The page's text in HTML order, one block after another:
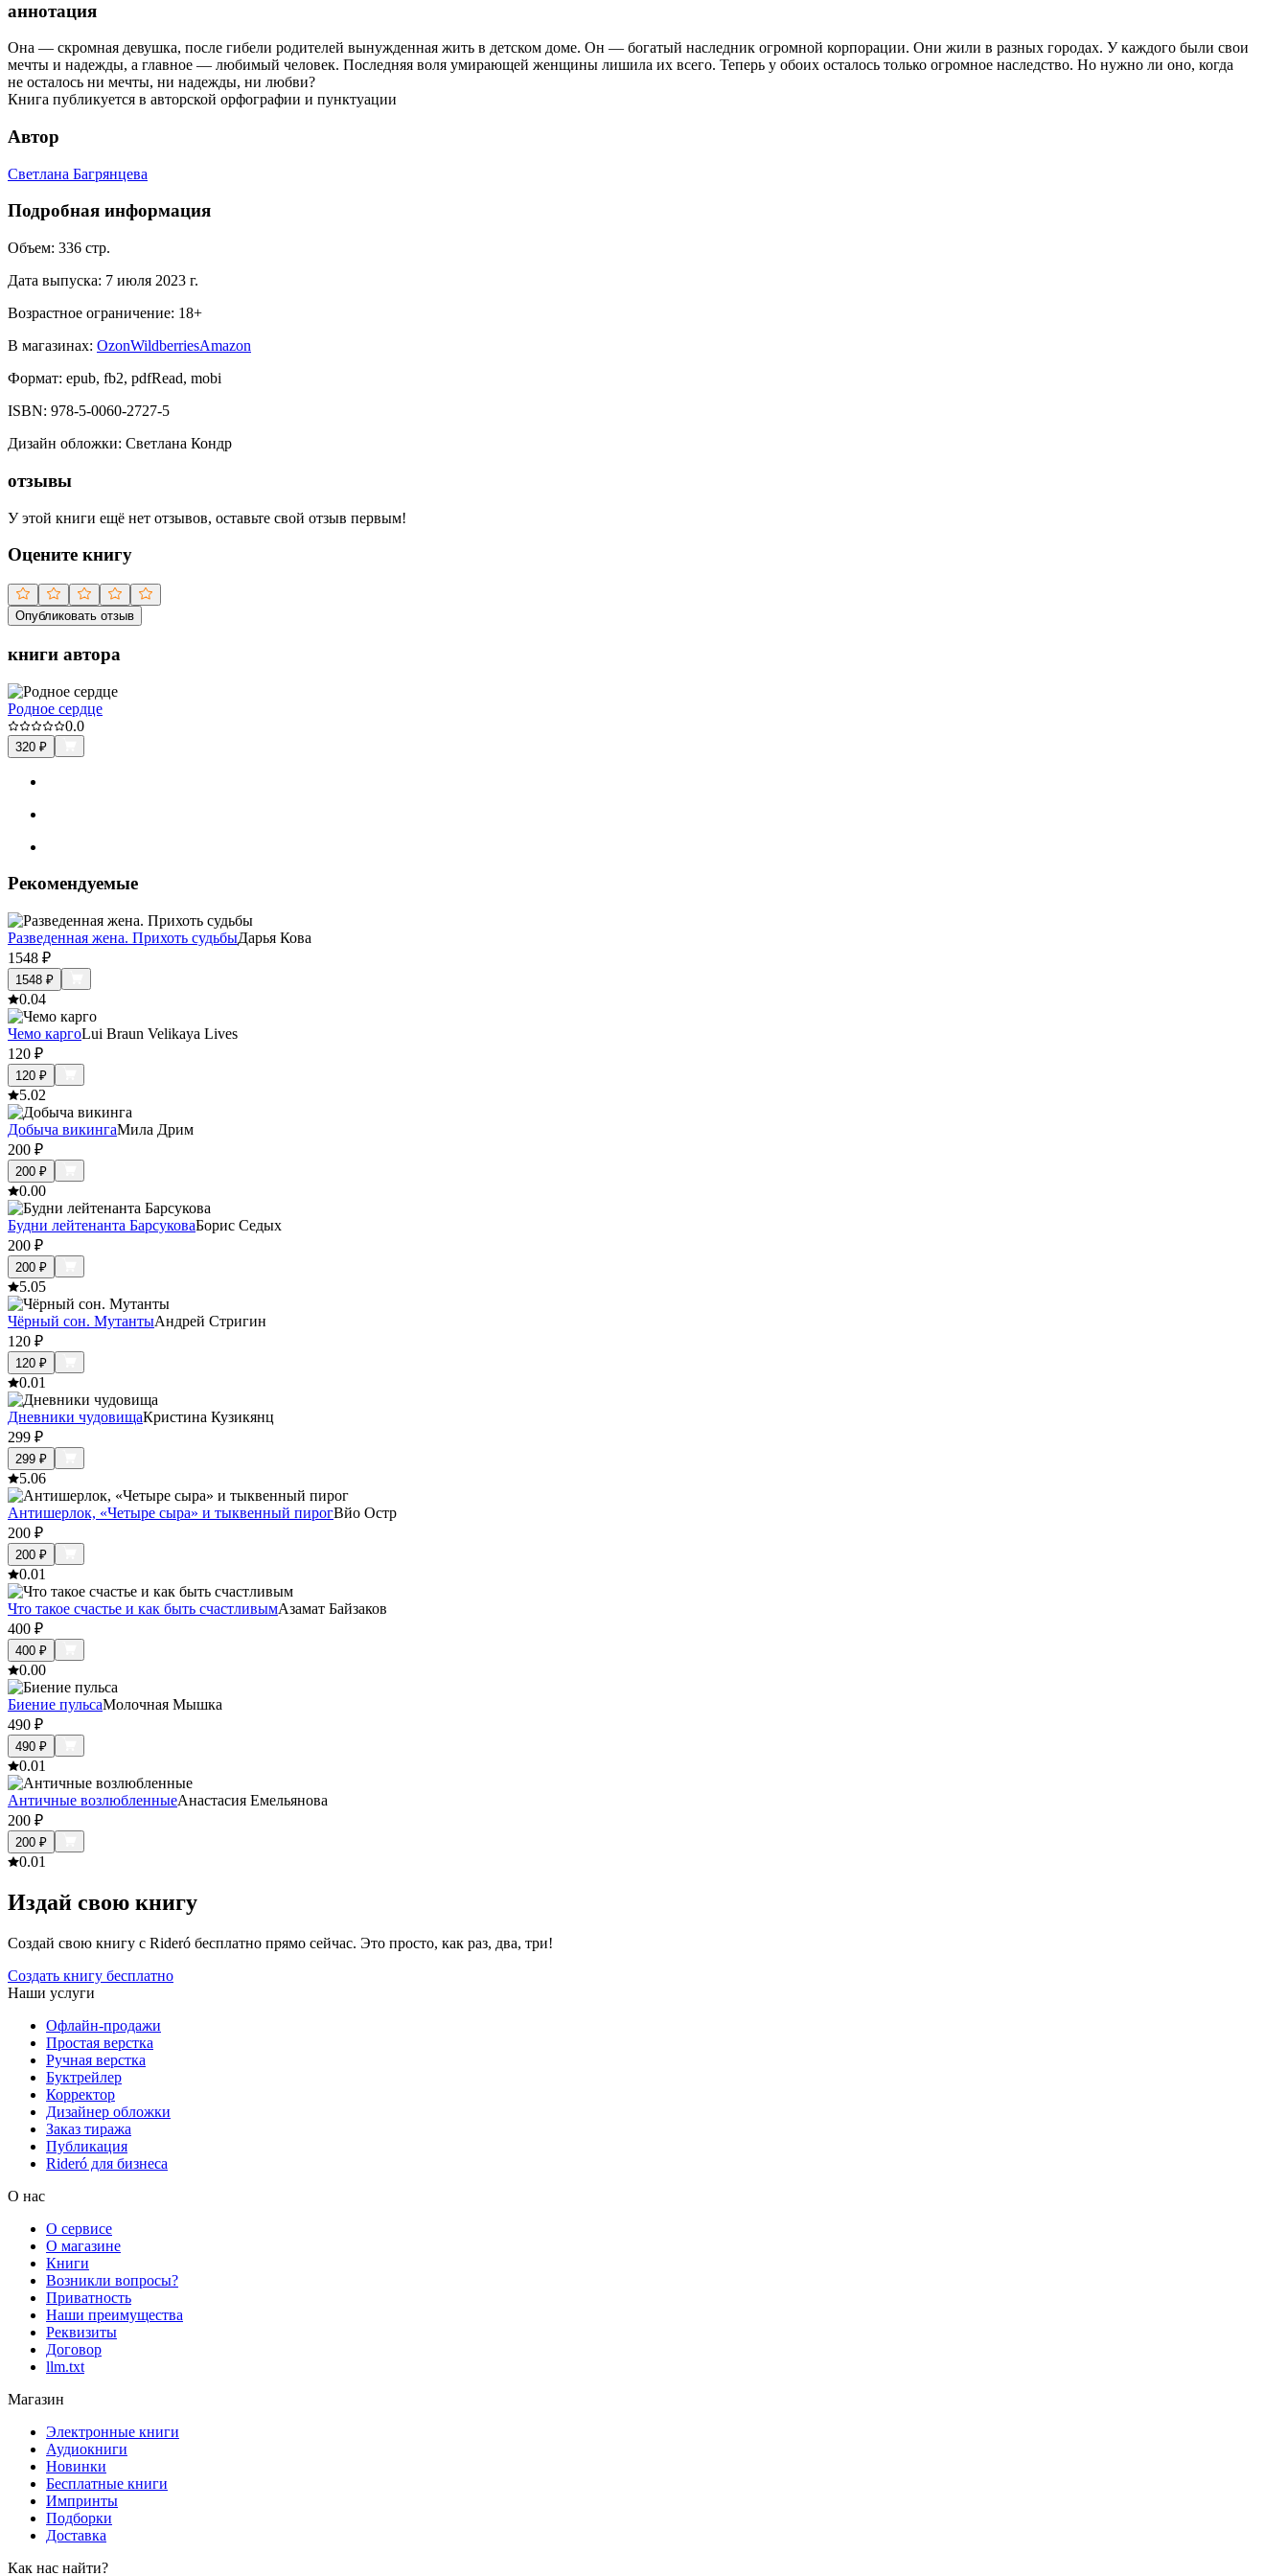
аннотация
Она — скромная девушка, после гибели родителей вынужденная жить в детском доме. Он — богатый наследник огромной корпорации. Они жили в разных городах. У каждого были свои
мечты и надежды, а главное — любимый человек. Последняя воля умирающей женщины лишила их всего. Теперь у обоих осталось только огромное наследство. Но нужно ли оно, когда
не осталось ни мечты, ни надежды, ни любви?
Книга публикуется в авторской орфографии и пунктуации
Автор
Светлана Багрянцева
Подробная информация
Объем: 336 стр.
Дата выпуска: 7 июля 2023 г.
Возрастное ограничение: 18+
В магазинах: OzonWildberriesAmazon
Формат: epub, fb2, pdfRead, mobi
ISBN: 978-5-0060-2727-5
Дизайн обложки: Светлана Кондр
отзывы
У этой книги ещё нет отзывов, оставьте свой отзыв первым!
Оцените книгу
Опубликовать отзыв
книги автора
Родное сердце
0.0
320 ₽
Рекомендуемые
Разведенная жена. Прихоть судьбыДарья Кова
1548 ₽
1548 ₽
0.04
Чемо каргоLui Braun Velikaya Lives
120 ₽
120 ₽
5.02
Добыча викингаМила Дрим
200 ₽
200 ₽
0.00
Будни лейтенанта БарсуковаБорис Седых
200 ₽
200 ₽
5.05
Чёрный сон. МутантыАндрей Стригин
120 ₽
120 ₽
0.01
Дневники чудовищаКристина Кузикянц
299 ₽
299 ₽
5.06
Антишерлок, «Четыре сыра» и тыквенный пирогВйо Остр
200 ₽
200 ₽
0.01
Что такое счастье и как быть счастливымАзамат Байзаков
400 ₽
400 ₽
0.00
Биение пульсаМолочная Мышка
490 ₽
490 ₽
0.01
Античные возлюбленныеАнастасия Емельянова
200 ₽
200 ₽
0.01
Издай свою книгу
Создай свою книгу с Rideró бесплатно прямо сейчас. Это просто, как раз, два, три!
Создать книгу бесплатно
Наши услуги
Офлайн-продажи
Простая верстка
Ручная верстка
Буктрейлер
Корректор
Дизайнер обложки
Заказ тиража
Публикация
Rideró для бизнеса
О нас
О сервисе
О магазине
Книги
Возникли вопросы?
Приватность
Наши преимущества
Реквизиты
Договор
llm.txt
Магазин
Электронные книги
Аудиокниги
Новинки
Бесплатные книги
Импринты
Подборки
Доставка
Как нас найти?